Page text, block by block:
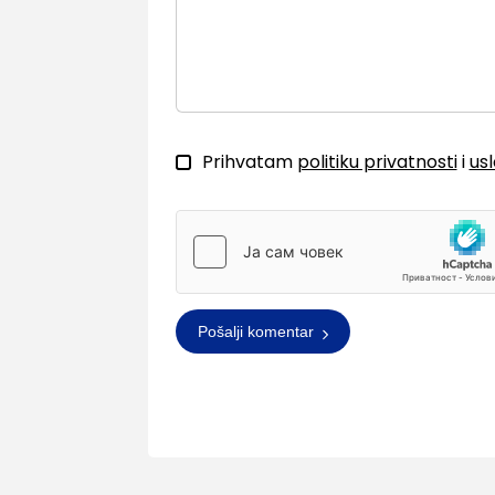
Prihvatam politiku privatnostii
Pošalji komentar